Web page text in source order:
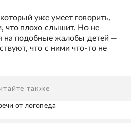
уже умеет говорить,
что плохо слышит. Но не
на подобные жалобы детей —
что с ними что-то не
также
от логопеда